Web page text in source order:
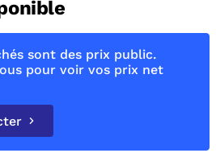
sont des prix public.
pour voir vos prix net